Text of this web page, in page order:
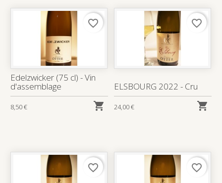
Edelzwicker (75 cl) - Vin
d'assemblage
8,50 € 
favorite_border
ELSBOURG 2022 - Cru
24,00 € 
favorite_border
favorite_border favorite_border